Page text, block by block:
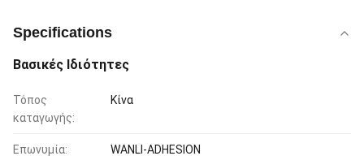
Specifications
Βασικές Ιδιότητες
Τόπος
καταγωγής:
Κίνα
Επωνυμία: WANLI-ADHESION